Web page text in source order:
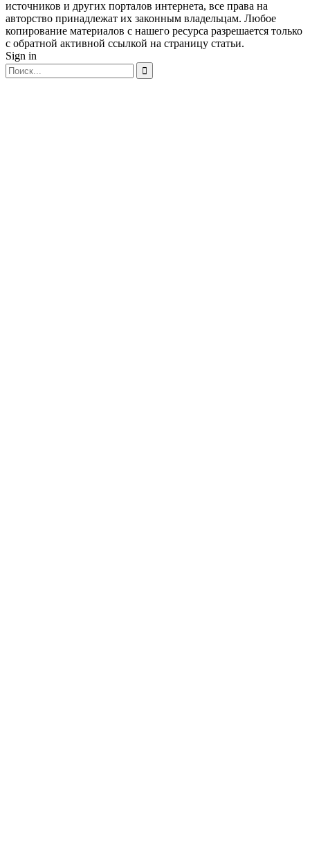
источников и других порталов интернета, все права на
авторство принадлежат их законным владельцам. Любое
копирование материалов с нашего ресурса разрешается только
с обратной активной ссылкой на страницу статьи.
Sign in